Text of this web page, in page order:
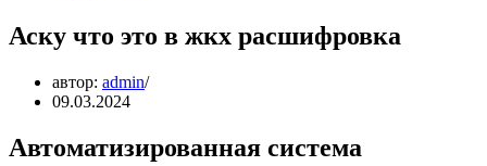
Аску что это в жкх расшифровка
автор: admin
09.03.2024
Автоматизированная система